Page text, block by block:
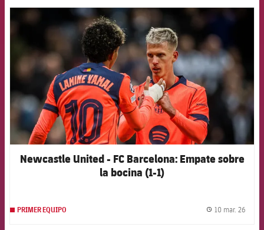
FCB Barcelona badge
Newcastle United - FC Barcelona: Empate sobre
la bocina (1-1)
PRIMER EQUIPO 10 mar. 26